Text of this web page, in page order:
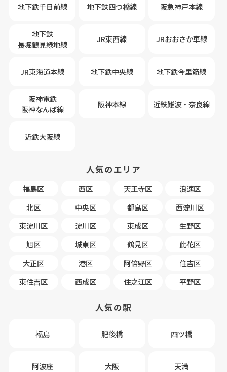
地下鉄千日前線 地下鉄四つ橋線 阪急神戸本線
地下鉄
長堀鶴見緑地線
JR東西線 JRおおさか車線
JR東海道本線 地下鉄中央線 地下鉄今里筋線
阪神電鉄
阪神なんば線
阪神本線 近鉄難波・奈良線
近鉄大阪線
人気のエリア
福島区 西区 天王寺区
浪速区
北区
中央区 都島区
西淀川区
東淀川区
淀川区 東成区
生野区
旭区
城東区 鶴見区
此花区
大正区
港区 阿倍野区
住吉区
東住吉区
西成区 住之江区 平野区
人気の駅
福島 肥後橋 四ツ橋
阿波座 大阪 天満